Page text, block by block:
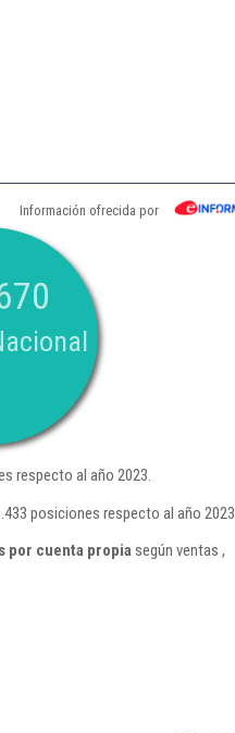
Información ofrecida por
respecto al año 2023.
posiciones respecto al año 2023.
por cuenta propiasegún ventas ,